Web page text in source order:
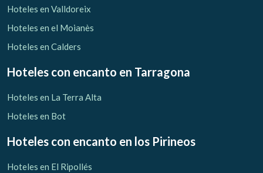
Hoteles en Valldoreix
Hoteles en el Moianès
Hoteles en Calders
Hoteles con encanto en Tarragona
Hoteles en La Terra Alta
Hoteles en Bot
Hoteles con encanto en los Pirineos
Hoteles en El Ripollés